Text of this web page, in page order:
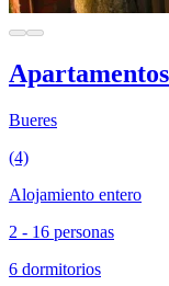
Bueres
(4)
Alojamiento entero
2 - 16 personas
6 dormitorios